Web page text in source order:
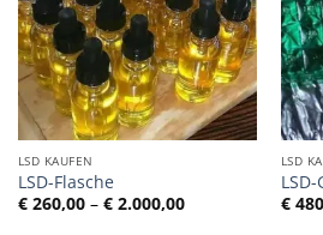
LSD KAUFEN
LSD-Flasche
€260,00 – €2.000,00Preisspanne:
LSD
€